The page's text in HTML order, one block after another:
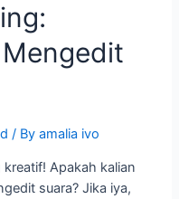
/ Byamalia ivo
Apakah kalian
suara? Jika iya,